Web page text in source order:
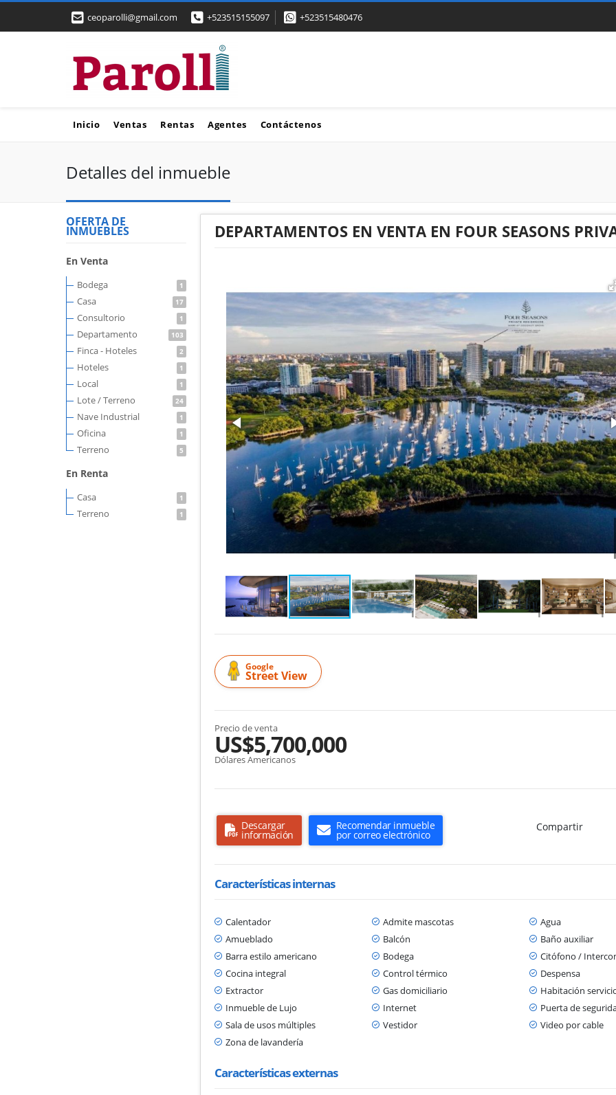
ceoparolli@gmail.com +523515155097 +523515480476
Inicio Ventas Rentas Agentes Contáctenos
Detalles del inmueble
OFERTA DE
INMUEBLES
En Venta
Bodega 1
Casa 17
Consultorio 1
Departamento 103
Finca - Hoteles 2
Hoteles 1
Local 1
Lote / Terreno 24
Nave Industrial 1
Oficina 1
Terreno 5
En Renta
Casa 1
Terreno 1
DEPARTAMENTOS EN VENTA EN FOUR SEASONS
Google
Street View
Precio de venta
US$5,700,000
Dólares Americanos
Descargar
información
Recomendar inmueble
por correo electrónico
Compartir
Características internas
Calentador Admite mascotas Agua
Amueblado
Balcón Baño auxiliar
Barra estilo americano
Bodega Citófono /
Cocina integral
Control térmico Despensa
Extractor
Gas domiciliario Habitación
Inmueble de Lujo
Internet Puerta de
Sala de usos múltiples
Vestidor Video por cable
Zona de lavandería
Características externas